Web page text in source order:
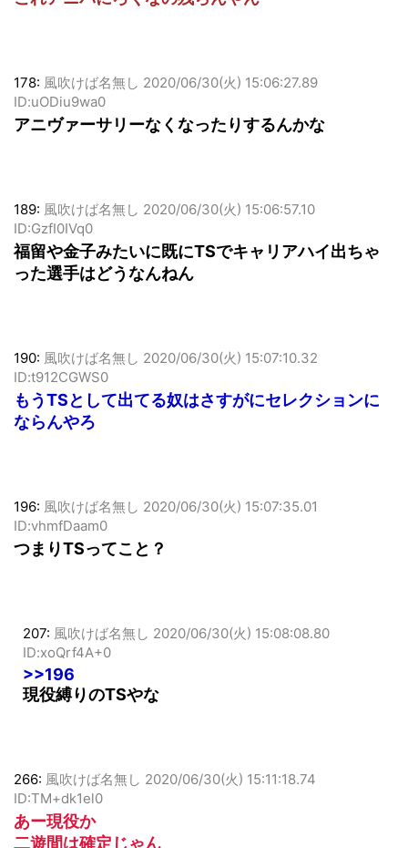
これアニバにろくなの残らんやん
178:風吹けば名無し
ID:uODiu9wa0
アニヴァーサリーなくなったりするんかな
189:風吹けば名無し
ID:GzfI0IVq0
福留や金子みたいに既にTSでキャリアハイ出ちゃ
った選手はどうなんねん
190:風吹けば名無し
ID:t912CGWS0
もうTSとして出てる奴はさすがにセレクションに
ならんやろ
196:風吹けば名無し
ID:vhmfDaam0
つまりTSってこと？
207:風吹けば名無し
ID:xoQrf4A+0
>>196
現役縛りのTSやな
266:風吹けば名無し
ID:TM+dk1el0
あー現役か